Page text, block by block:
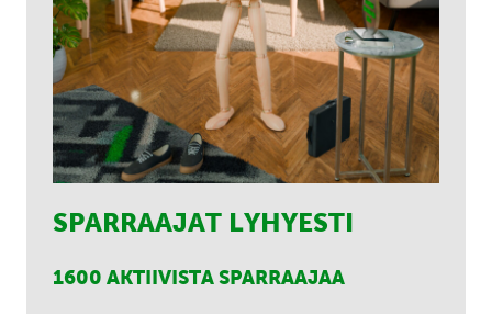
SPARRAAJAT LYHYESTI
1600 AKTIIVISTA SPARRAAJAA